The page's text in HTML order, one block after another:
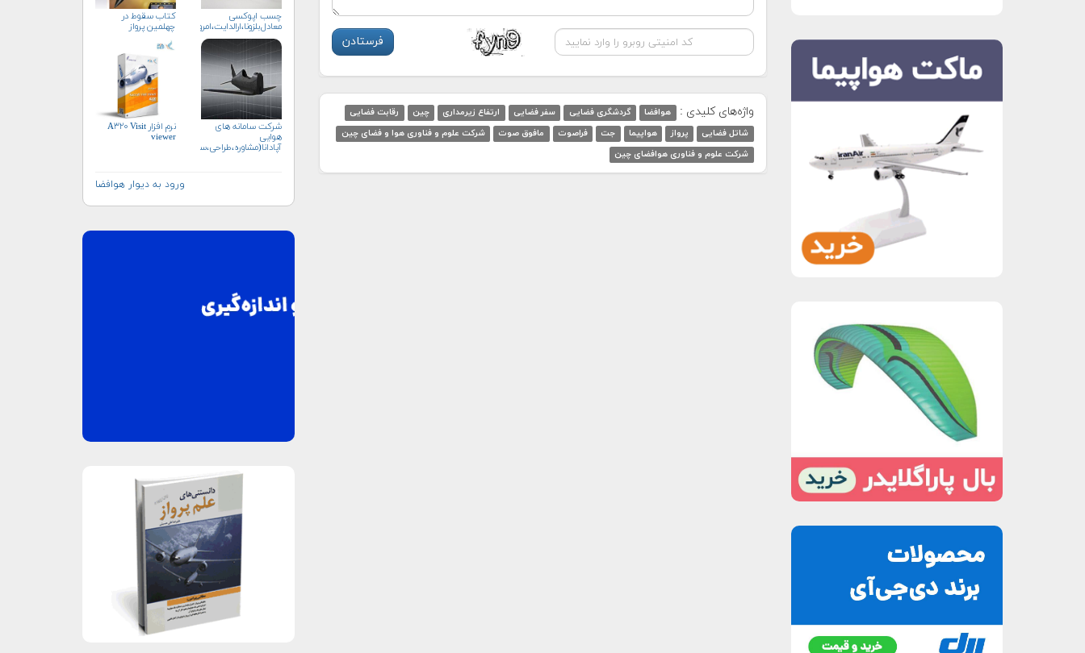
واژه‌های کلیدی : هوافضا گردشگری فضایی سفر فضایی ارتفاع زیرمداری چین
رقابت فضایی
شاتل فضایی
پرواز هواپیما جت فراصوت مافوق صوت
شرکت علوم و فناوری هوا و فضای چین
شرکت علوم و فناوری هوافضای چین
چسب اپوکسی
معادل‌بلزونا،ارالدایت،امرون،سوهانکور
كتاب سقوط در
چهلمين پرواز
شرکت سامانه های
هوایی
آپادانا(مشاوره،طراحی،ساخت)
نرم افزار A۳۲۰ Visit
viewer
ورود به دیوار هوافضا